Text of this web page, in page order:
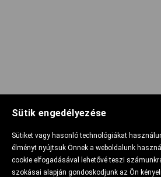
Sütik engedélyezése
Sütiket vagy hasonló technológiákat
élményt nyújtsuk Önnek a weboldalunk
cookie elfogadásával lehetővé teszi
szokásai alapján gondoskodjunk az Ön